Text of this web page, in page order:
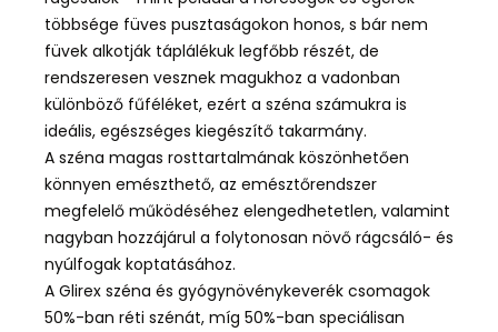
többsége füves pusztaságokon honos, s bár nem
füvek alkotják táplálékuk legfőbb részét, de
rendszeresen vesznek magukhoz a vadonban
különböző fűféléket, ezért a széna számukra is
ideális, egészséges kiegészítő takarmány.
A széna magas rosttartalmának köszönhetően
könnyen emészthető, az emésztőrendszer
megfelelő működéséhez elengedhetetlen, valamint
nagyban hozzájárul a folytonosan növő rágcsáló- és
nyúlfogak koptatásához.
A Glirex széna és gyógynövénykeverék csomagok
50%-ban réti szénát, míg 50%-ban speciálisan